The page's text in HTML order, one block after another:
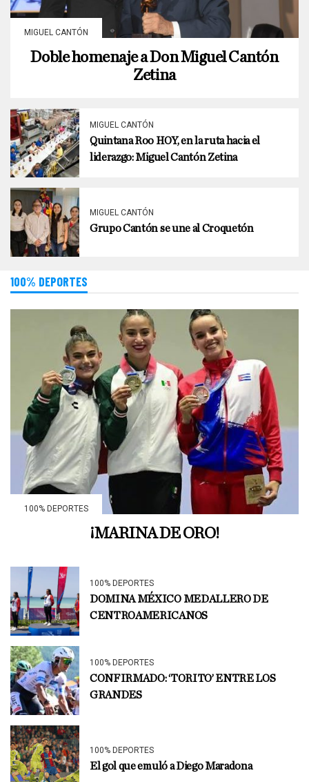
MIGUEL CANTÓN
Doble homenaje a Don Miguel Cantón
Zetina
MIGUEL CANTÓN
Quintana Roo HOY, en la ruta hacia el
liderazgo: Miguel Cantón Zetina
MIGUEL CANTÓN
Grupo Cantón se une al Croquetón
100% DEPORTES
100% DEPORTES
¡MARINA DE ORO!
100% DEPORTES
DOMINA MÉXICO MEDALLERO DE
CENTROAMERICANOS
100% DEPORTES
CONFIRMADO: ‘TORITO’ ENTRE LOS
GRANDES
100% DEPORTES
El gol que emuló a Diego Maradona